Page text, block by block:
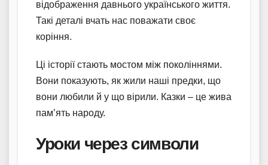
відображення давнього українського життя.
Такі деталі вчать нас поважати своє
коріння.
Ці історії стають мостом між поколіннями.
Вони показують, як жили наші предки, що
вони любили й у що вірили. Казки – це жива
пам’ять народу.
Уроки через символи